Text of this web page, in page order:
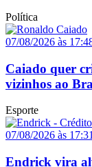
Política
07/08/2026 às
Caiado quer
vizinhos ao
Esporte
07/08/2026 às
Endrick vira